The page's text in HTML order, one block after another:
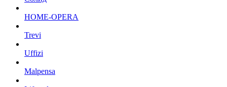
HOME-OPERA
Trevi
Uffizi
Malpensa